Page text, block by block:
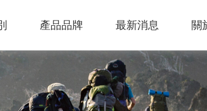
產品品牌 最新消息 關